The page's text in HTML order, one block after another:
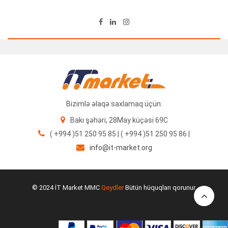
DAHUA KAMERA 2MP DH-HAC-HFW1200THP-I4- 0360B-S5
Bizimlə əlaqə saxlamaq üçün:
Bakı şəhəri, 28May küçəsi 69C
( +994 )51 250 95 85 | ( +994 )51 250 95 86 |
info@it-market.org
© 2024 İT Market MMC QeydlerBütün hüquqları qorunur.